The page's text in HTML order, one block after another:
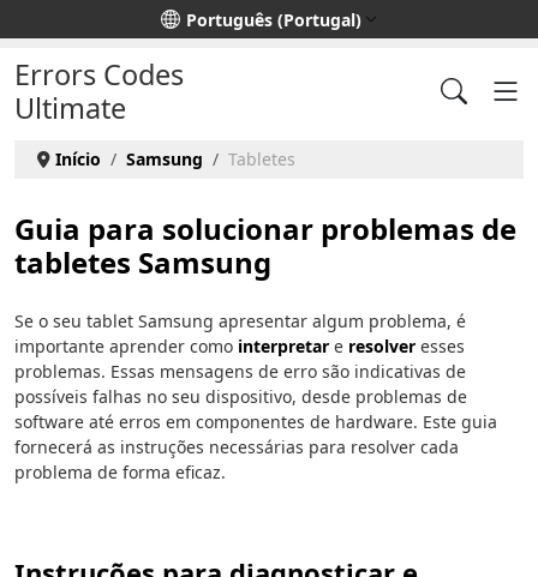
Escolha o seu idioma Português (Portugal)
Errors Codes
Ultimate
Início Samsung Tabletes
Guia para solucionar problemas de
tabletes Samsung
Se o seu tablet Samsung apresentar algum problema, é
importante aprender como interpretar e resolver esses
problemas. Essas mensagens de erro são indicativas de
possíveis falhas no seu dispositivo, desde problemas de
software até erros em componentes de hardware. Este guia
fornecerá as instruções necessárias para resolver cada
problema de forma eficaz.